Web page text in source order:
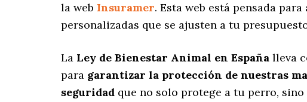
la web Insuramer. Esta web está pensada
personalizadas que se ajusten a tu
La Ley de Bienestar Animal en España lleva
para garantizar la protección de nuestras
seguridad que no solo protege a tu perro,